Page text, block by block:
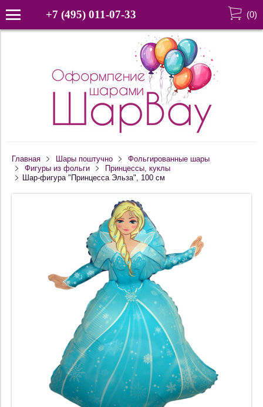
+7 (495) 011-07-33 (0)
Главная Шары поштучно
Фольгированные шары
Фигуры из фольги
Принцессы, куклы
Шар-фигура "Принцесса Эльза", 100 см